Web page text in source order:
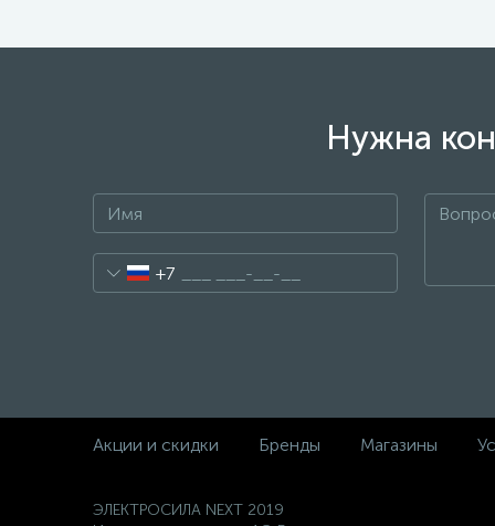
Нужна
+7
Акции и скидки Бренды Магазины
ЭЛЕКТРОСИЛА NEXT 2019